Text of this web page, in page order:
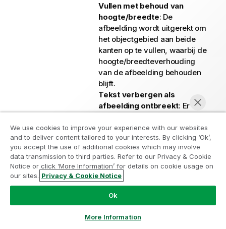
Vullen met behoud van
hoogte/breedte: De
afbeelding wordt uitgerekt om
het objectgebied aan beide
kanten op te vullen, waarbij de
hoogte/breedteverhouding
van de afbeelding behouden
blijft.
Tekst verbergen als
afbeelding ontbreekt: Er
weergegeven als de
afbeeldingsreferentie in
QlikView niet kan worden
geïnterpreteerd.
Meter: Instellingen voor de
verschillende metervormen:
meter. De waarde kan
Neem deel aan het Analytics
Modernization Program
Moderniseer zonder uw waardevolle QlikView-apps op
het spel te zetten met het Analytics Modernization
Program.
ampquestions@qlik.com
We use cookies to improve your experience with our websites
and to deliver content tailored to your interests. By clicking ‘Ok’,
you accept the use of additional cookies which may involve
data transmission to third parties. Refer to our Privacy & Cookie
Notice or click ‘More Information’ for details on cookie usage on
our sites. Privacy & Cookie Notice
Ok
More Information